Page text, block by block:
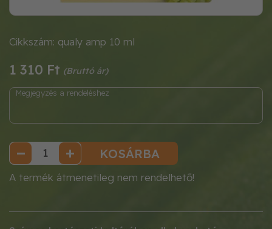
Cikkszám: qualy amp 10 ml
1 310 Ft
KOSÁRBA
A termék átmenetileg nem rendelhető!